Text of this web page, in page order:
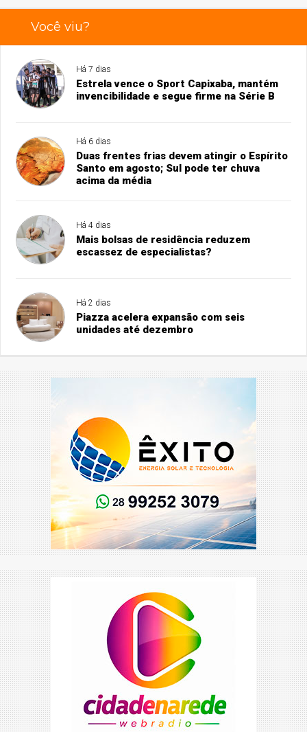
Você viu?
Há 7 dias
Estrela vence o Sport Capixaba, mantém
invencibilidade e segue firme na Série B
Há 6 dias
Duas frentes frias devem atingir o Espírito
Santo em agosto; Sul pode ter chuva
acima da média
Há 4 dias
Mais bolsas de residência reduzem
escassez de especialistas?
Há 2 dias
Piazza acelera expansão com seis
unidades até dezembro